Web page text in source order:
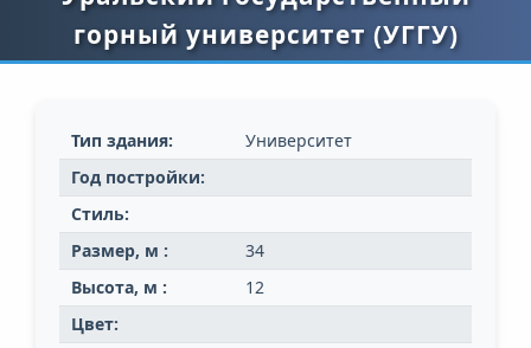
горный университет (УГГУ)
Тип здания:
Университет
Год постройки:
Стиль:
Размер, м :
34
Высота, м :
12
Цвет: